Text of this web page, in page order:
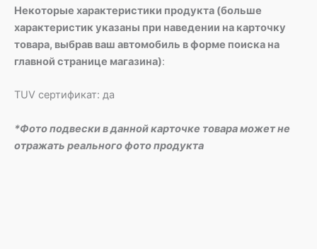
Некоторые характеристики продукта (больше
характеристик указаны при наведении на карточку
товара, выбрав ваш автомобиль в форме поиска на
главной странице магазина):
TUV сертификат: да
*Фото подвески в данной карточке товара может не
отражать реального фото продукта